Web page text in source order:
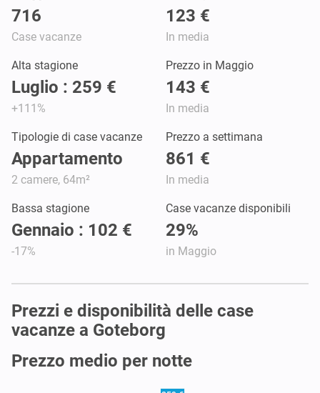
716
Case vacanze
123 €
In media
Alta stagione
Luglio : 259 €
+111%
Prezzo in Maggio
143 €
In media
Tipologie di case vacanze
Appartamento
2 camere, 64m²
Prezzo a settimana
861 €
In media
Bassa stagione
Gennaio : 102 €
-17%
Case vacanze disponibili
29%
in Maggio
Prezzi e disponibilità delle case
vacanze a Goteborg
Prezzo medio per notte